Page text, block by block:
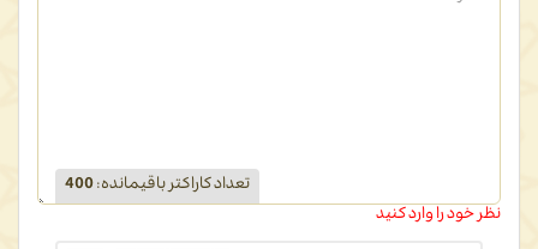
تعداد کاراکتر باقیمانده:
400
نظر خود را وارد کنید